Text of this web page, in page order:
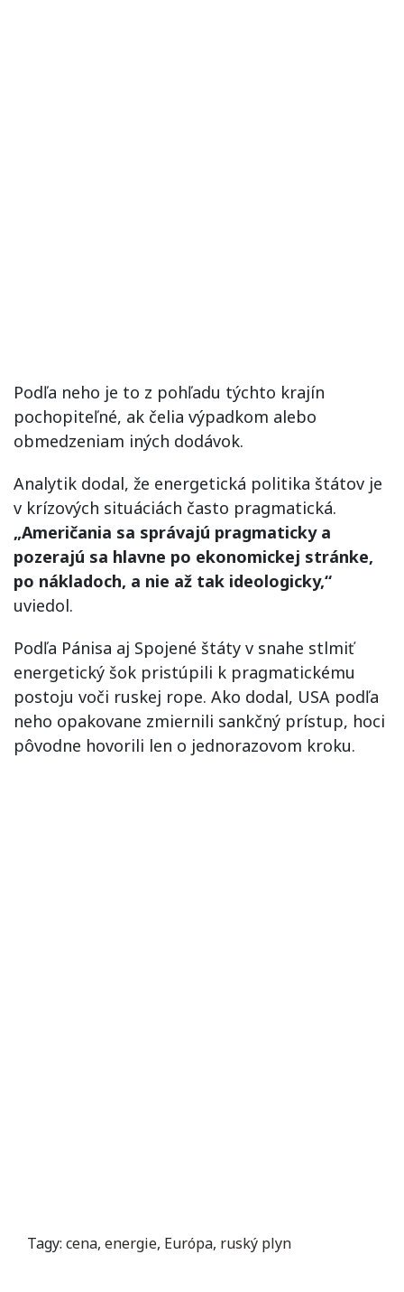
Podľa neho je to z pohľadu týchto krajín
pochopiteľné, ak čelia výpadkom alebo
obmedzeniam iných dodávok.
Analytik dodal, že energetická politika štátov je
v krízových situáciách často pragmatická.
„Američania sa správajú pragmaticky a
pozerajú sa hlavne po ekonomickej stránke,
po nákladoch, a nie až tak ideologicky,“
uviedol.
Podľa Pánisa aj Spojené štáty v snahe stlmiť
energetický šok pristúpili k pragmatickému
postoju voči ruskej rope. Ako dodal, USA podľa
neho opakovane zmiernili sankčný prístup, hoci
pôvodne hovorili len o jednorazovom kroku.
Tagy: cena, energie, Európa, ruský plyn